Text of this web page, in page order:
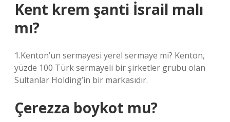
Kent krem şanti İsrail malı
mı?
1.Kenton’un sermayesi yerel sermaye mi? Kenton,
yüzde 100 Türk sermayeli bir şirketler grubu olan
Sultanlar Holding’in bir markasıdır.
Çerezza boykot mu?